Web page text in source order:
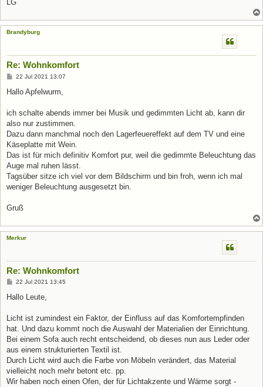
LG
Brandyburg
Re: Wohnkomfort
B
i
a
22 Jul 2021 13:07
Hallo Apfelwurm,
ich schalte abends immer bei Musik und gedimmten Licht ab, kann dir
also nur zustimmen.
Dazu dann manchmal noch den Lagerfeuereffekt auf dem TV und eine
Käseplatte mit Wein.
Das ist für mich definitiv Komfort pur, weil die gedimmte Beleuchtung das
Auge mal ruhen lässt.
Tagsüber sitze ich viel vor dem Bildschirm und bin froh, wenn ich mal
weniger Beleuchtung ausgesetzt bin.
Gruß
Merkur
Re: Wohnkomfort
B
i
a
22 Jul 2021 13:45
Hallo Leute,
Licht ist zumindest ein Faktor, der Einfluss auf das Komfortempfinden
hat. Und dazu kommt noch die Auswahl der Materialien der Einrichtung.
Bei einem Sofa auch recht entscheidend, ob dieses nun aus Leder oder
aus einem strukturierten Textil ist.
Durch Licht wird auch die Farbe von Möbeln verändert, das Material
vielleicht noch mehr betont etc. pp.
Wir haben noch einen Ofen, der für Lichtakzente und Wärme sorgt -